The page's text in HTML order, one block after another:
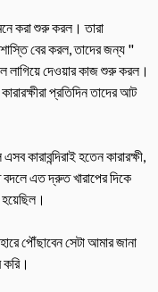
করা শুরু করল। তারা
শাস্তি বের করল, তাদের জন্য "
লাগিয়ে দেওয়ার কাজ শুরু করল।
প্রতিদিন তাদের আট
কারাবন্দিরাই হতেন কারারক্ষী,
বদলে এত দ্রুত খারাপের দিকে
হয়েছিল।
পৌঁছাবেন সেটা আমার জানা